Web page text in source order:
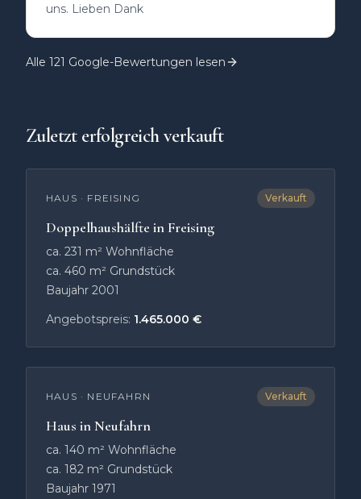
uns. Lieben Dank
Alle 121 Google-Bewertungen lesen
Zuletzt erfolgreich verkauft
HAUS · FREISING Verkauft
Doppelhaushälfte in Freising
ca. 231 m² Wohnfläche
ca. 460 m² Grundstück
Baujahr 2001
Angebotspreis: 1.465.000 €
HAUS · NEUFAHRN Verkauft
Haus in Neufahrn
ca. 140 m² Wohnfläche
ca. 182 m² Grundstück
Baujahr 1971